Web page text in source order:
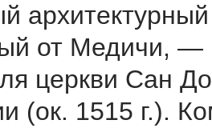
от Медичи, —
церкви Сан
(ок. 1515 г.).